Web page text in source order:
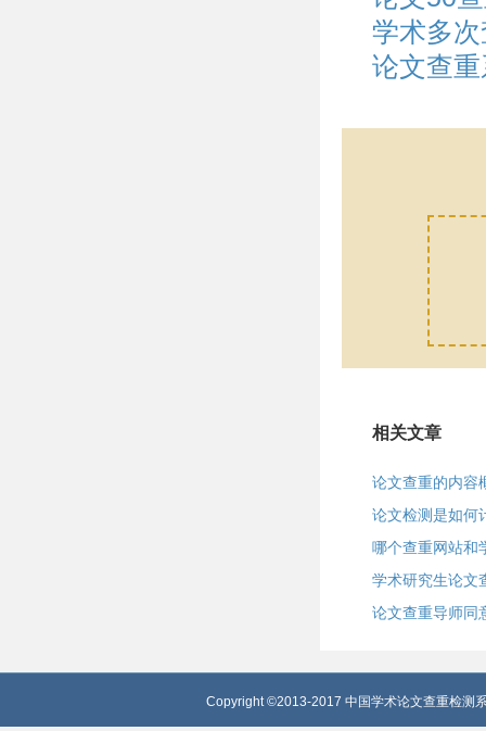
学术多
论文查
相关文章
论文查重的内容
论文检测是如何
哪个查重网站和
学术研究生论文
论文查重导师同
Copyright ©2013-2017 中国学术论文查重检